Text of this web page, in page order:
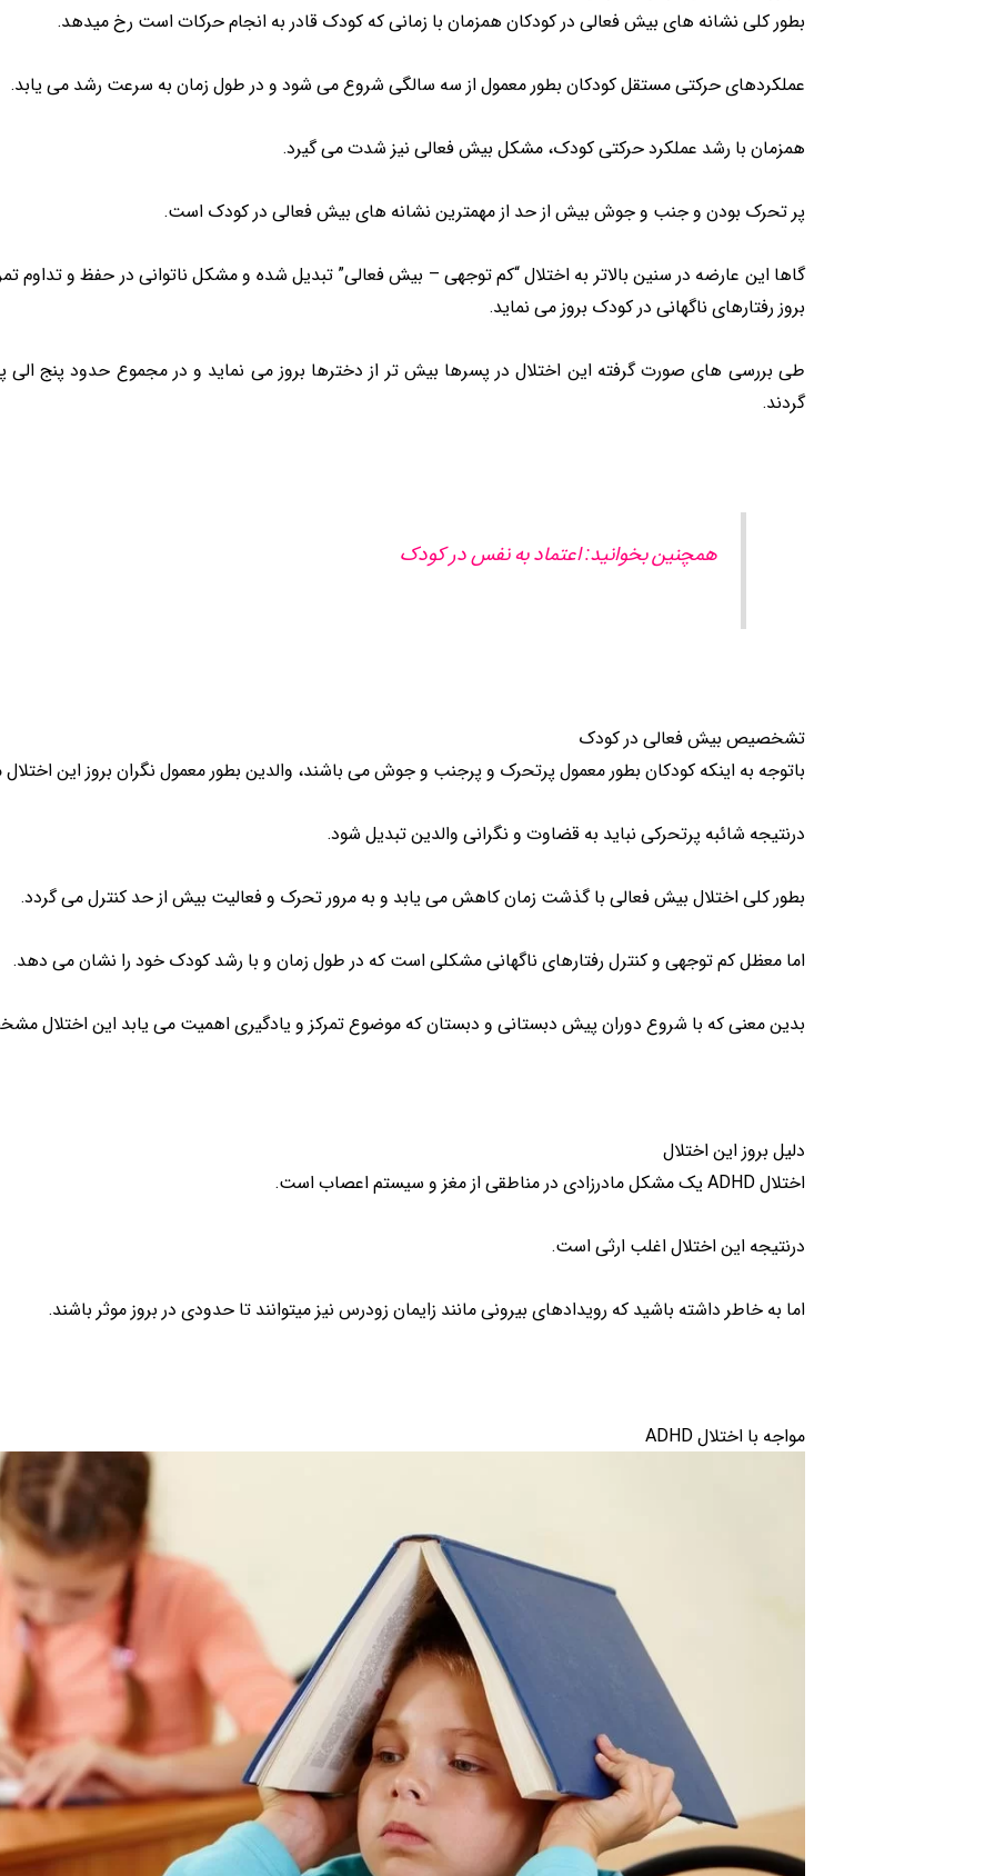
بطور کلی نشانه های بیش فعالی در کودکان همزمان با زمانی که کودک قادر به انجام حرکات است رخ میدهد.
عملکردهای حرکتی مستقل کودکان بطور معمول از سه سالگی شروع می شود و در طول زمان به سرعت رشد می یابد.
همزمان با رشد عملکرد حرکتی کودک، مشکل بیش فعالی نیز شدت می گیرد.
پر تحرک بودن و جنب و جوش بیش از حد از مهمترین نشانه های بیش فعالی در کودک است.
گاها این عارضه در سنین بالاتر به اختلال “کم توجهی – بیش فعالی” تبدیل شده و مشکل ناتوانی در حفظ و
بروز رفتارهای ناگهانی در کودک بروز می نماید.
طی بررسی های صورت گرفته این اختلال در پسرها بیش تر از دخترها بروز می نماید و در مجموع حدود پنج الی
گردند.
همچنین بخوانید: اعتماد به نفس در کودک
تشخصیص بیش فعالی در کودک
باتوجه به اینکه کودکان بطور معمول پرتحرک و پرجنب و جوش می باشند، والدین بطور معمول نگران بروز این
درنتیجه شائبه پرتحرکی نباید به قضاوت و نگرانی والدین تبدیل شود.
بطور کلی اختلال بیش فعالی با گذشت زمان کاهش می یابد و به مرور تحرک و فعالیت بیش از حد کنترل می گردد.
اما معظل کم توجهی و کنترل رفتارهای ناگهانی مشکلی است که در طول زمان و با رشد کودک خود را نشان می دهد.
بدین معنی که با شروع دوران پیش دبستانی و دبستان که موضوع تمرکز و یادگیری اهمیت می یابد این اختلال
دلیل بروز این اختلال
اختلال ADHD یک مشکل مادرزادی در مناطقی از مغز و سیستم اعصاب است.
درنتیجه این اختلال اغلب ارثی است.
اما به خاطر داشته باشید که رویدادهای بیرونی مانند زایمان زودرس نیز میتوانند تا حدودی در بروز موثر باشند.
مواجه با اختلال ADHD